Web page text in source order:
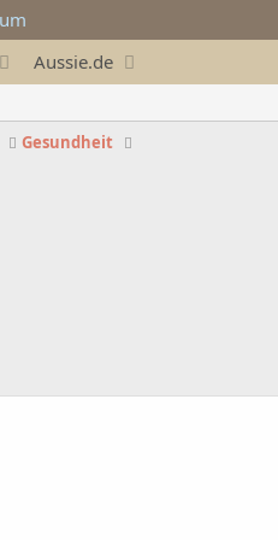
Aussie.de
Gesundheit